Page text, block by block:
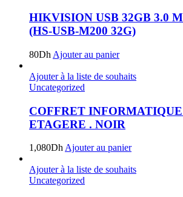
HIKVISION USB 32GB 3.0
(HS-USB-M200 32G)
80Dh Ajouter au panier
Ajouter à la liste de souhaits
Uncategorized
COFFRET INFORMATIQUE
ETAGERE . NOIR
1,080Dh Ajouter au panier
Ajouter à la liste de souhaits
Uncategorized